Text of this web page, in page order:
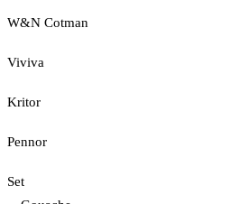
W&N Cotman
Viviva
Kritor
Pennor
Set